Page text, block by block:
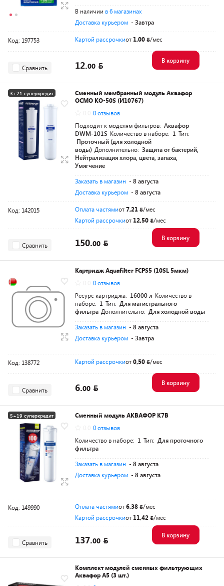
В наличии в 6 магазинах
Доставка курьером - Завтра
Код: 197753 Картой рассрочкиот 1,00 /мес
Сравнить 12.00
В корзину
3+21 суперкредит
Сменный мембранный модуль Аквафор
ОСМО КО-50S (И10767)
0 отзывов
Подходит к моделям фильтров: Аквафор
DWM-101S Количество в наборе: 1 Тип:
Проточный (для холодной
воды) Дополнительно: Защита от бактерий,
Нейтрализация хлора, цвета, запаха,
Умягчение
Заказать в магазин - 8 августа
Доставка курьером - 8 августа
Код: 142015 Оплата частямиот7,21
/мес
Картой рассрочкиот 12,50 /мес
Сравнить 150.00
В корзину
Картридж Aquafilter FCPS5 (10SL 5мкм)
0 отзывов
Ресурс картриджа: 16000 л Количество в
наборе: 1 Тип: Для магистрального
фильтра Дополнительно: Для холодной воды
Заказать в магазин - 8 августа
Доставка курьером - Завтра
Код: 138772 Картой рассрочкиот0,50 /мес
Сравнить 6.00
В корзину
5+19 суперкредит
Сменный модуль АКВАФОР K7B
0 отзывов
Количество в наборе: 1 Тип: Для проточного
фильтра
Заказать в магазин - 8 августа
Доставка курьером - 8 августа
Код: 149990 Оплата частямиот6,38
/мес
Картой рассрочкиот 11,42 /мес
Сравнить 137.00
В корзину
Комплект модулей сменных фильтрующих
Аквафор А5 (3 шт.)